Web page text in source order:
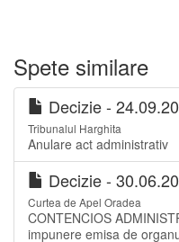
Spete similare
Decizie -
Tribunalul Harghita
Anulare act administrativ
Decizie -
Curtea de Apel Oradea
CONTENCIOS
impunere emisa de